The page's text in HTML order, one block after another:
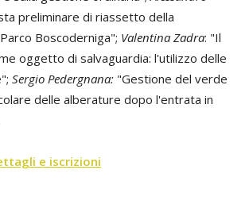
preliminare di riassetto della
Boscoderniga"; Valentina Zadra: "Il
oggetto di salvaguardia: l'utilizzo delle
Sergio Pedergnana: "Gestione del verde
delle alberature dopo l'entrata in
e iscrizioni